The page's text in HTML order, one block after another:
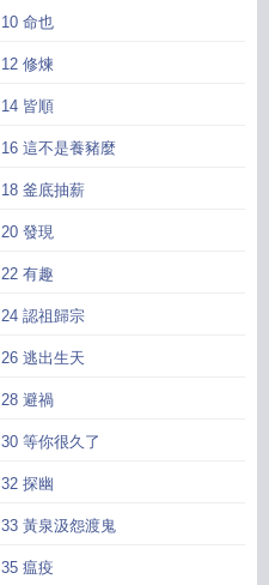
10 命也
12 修煉
14 皆順
16 這不是養豬麼
18 釜底抽薪
20 發現
22 有趣
24 認祖歸宗
26 逃出生天
28 避禍
30 等你很久了
32 探幽
33 黃泉汲怨渡鬼
35 瘟疫